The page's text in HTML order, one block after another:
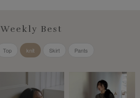
Weekly Best
Top knit Skirt Pants